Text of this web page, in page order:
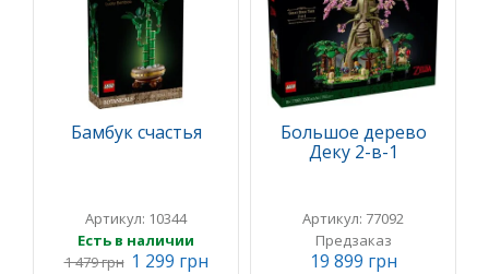
Бамбук счастья
Артикул: 10344
Есть в наличии
1 479 грн 1 299 грн
Большое дерево
Деку 2-в-1
Артикул: 77092
Предзаказ
19 899 грн